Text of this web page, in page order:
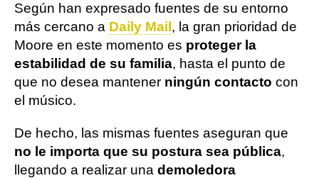
Según han expresado fuentes de su entorno
más cercano a Daily Mail , la gran prioridad de
Moore en este momento es proteger la
estabilidad de su familia, hasta el punto de
que no desea mantener ningún contacto con
el músico.
De hecho, las mismas fuentes aseguran que
no le importa que su postura sea pública,
llegando a realizar una demoledora